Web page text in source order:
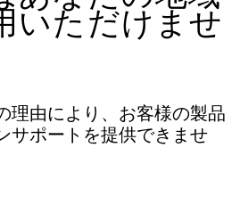
いただけませ
理由により、お客様の製品
サポートを提供できませ